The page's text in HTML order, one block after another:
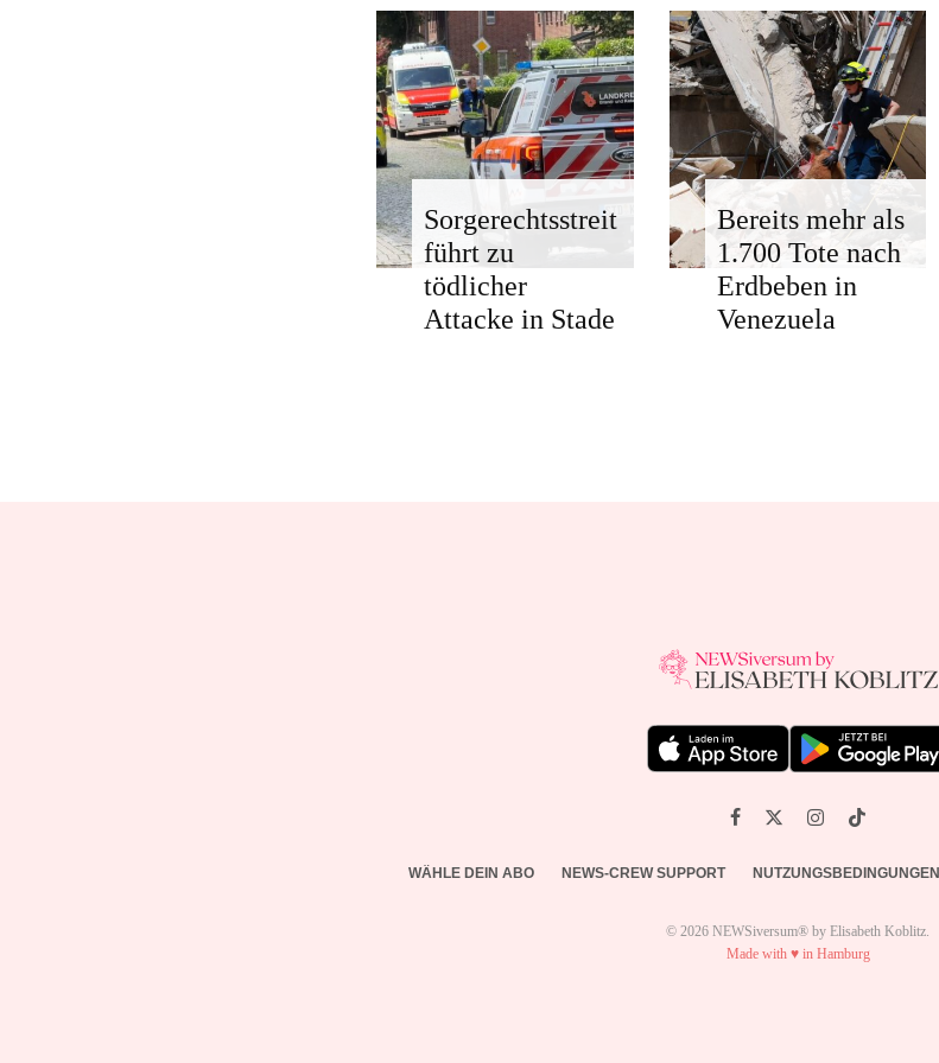
Sorgerechtsstreit
führt zu
tödlicher
Attacke in Stade
Bereits mehr als
1.700 Tote nach
Erdbeben in
Venezuela
WÄHLE DEIN ABO NEWS-CREW SUPPORT NUTZUNGSBEDINGUNGEN
© 2026 NEWSiversum® by Elisabeth Koblitz.
Made with ♥ in Hamburg